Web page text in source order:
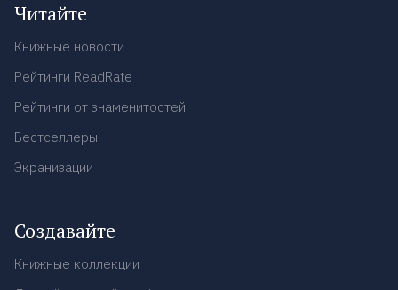
Читайте
Книжные новости
Рейтинги ReadRate
Рейтинги от знаменитостей
Бестселлеры
Экранизации
Создавайте
Книжные коллекции